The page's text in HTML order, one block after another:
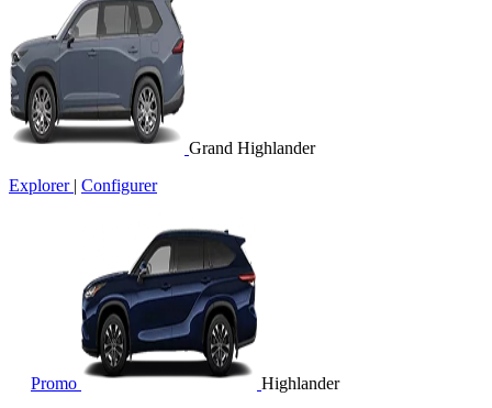
Grand Highlander
Explorer | Configurer
Promo
Highlander